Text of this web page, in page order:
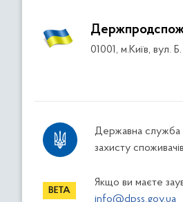
01001, м.Київ, вул. Б.
Державна служба
захисту споживачів
Якщо ви маєте
info@dpss.gov.ua